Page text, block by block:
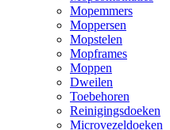
Mopemmers
Moppersen
Mopstelen
Mopframes
Moppen
Dweilen
Toebehoren
Reinigingsdoeken
Microvezeldoeken